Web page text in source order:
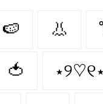
🍉 👃
🍅 ⋆୨♡୧⋆